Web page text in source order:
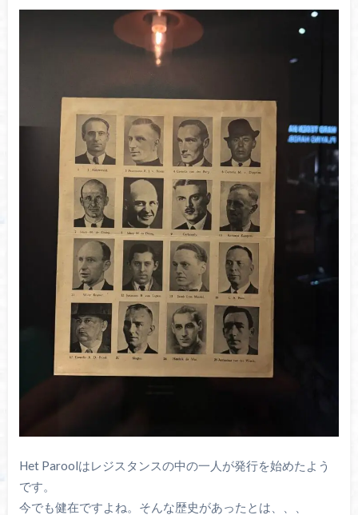
Het Paroolはレジスタンスの中の一人が発行を始めたよう
です。
今でも健在ですよね。そんな歴史があったとは、、、